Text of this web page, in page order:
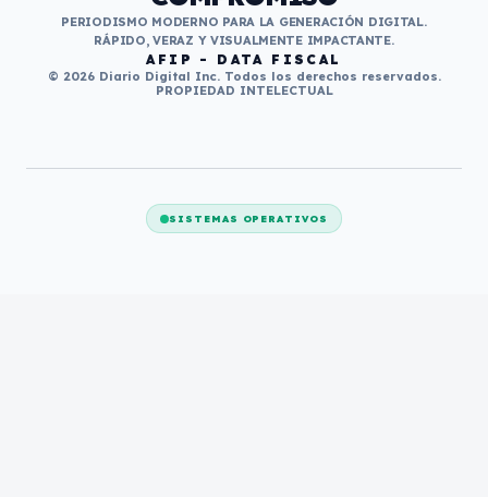
PERIODISMO MODERNO PARA LA GENERACIÓN DIGITAL.
RÁPIDO, VERAZ Y VISUALMENTE IMPACTANTE.
AFIP - DATA FISCAL
© 2026 Diario Digital Inc. Todos los derechos reservados.
PROPIEDAD INTELECTUAL
SISTEMAS OPERATIVOS